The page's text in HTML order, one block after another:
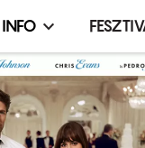
Infó,
esemény,
menü
INFO